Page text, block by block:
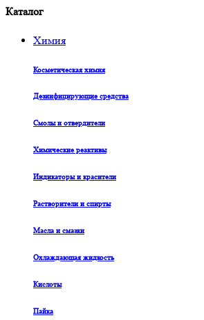
Каталог
Химия
Косметическая химия
Дезинфицирующие средства
Смолы и отвердители
Химические реактивы
Индикаторы и красители
Растворители и спирты
Масла и смазки
Охлаждающая жидкость
Кислоты
Пайка